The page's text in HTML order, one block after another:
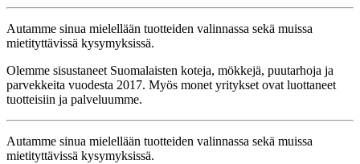
Autamme sinua mielellään tuotteiden valinnassa sekä muissa
mietityttävissä kysymyksissä.
Olemme sisustaneet Suomalaisten koteja, mökkejä, puutarhoja ja
parvekkeita vuodesta 2017. Myös monet yritykset ovat luottaneet
tuotteisiin ja palveluumme.
Autamme sinua mielellään tuotteiden valinnassa sekä muissa
mietityttävissä kysymyksissä.